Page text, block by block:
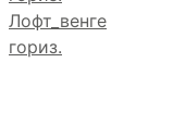
Лофт_венге
гориз.